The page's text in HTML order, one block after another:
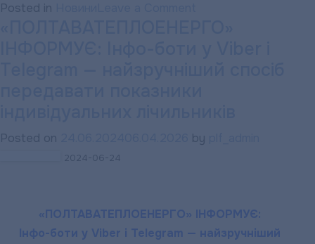
Posted in
–
презентацію
можливостей
Posted on by
2024-06-24
«ПОЛТАВАТЕПЛОЕНЕРГО» ІНФОРМУЄ:
Інфо-боти у Viber і Telegram — найзручніший